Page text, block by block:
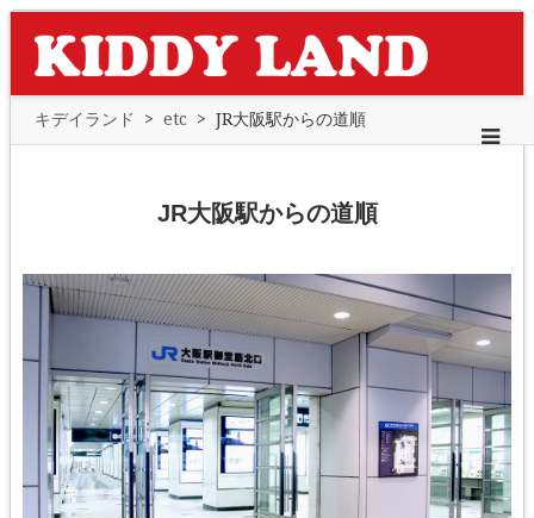
キデイランド > etc > JR大阪駅からの道順
JR大阪駅からの道順